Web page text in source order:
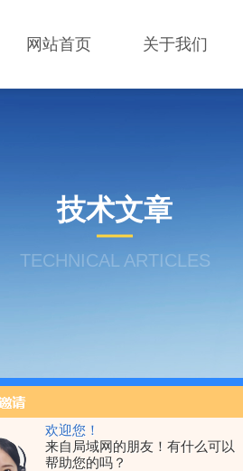
欢迎您！
来自局域网的朋友！有什么可以
帮助您的吗？
网站首页 关于我们
技术文章
TECHNICAL ARTICLES
BX-12-12H灰分含量测定马弗炉